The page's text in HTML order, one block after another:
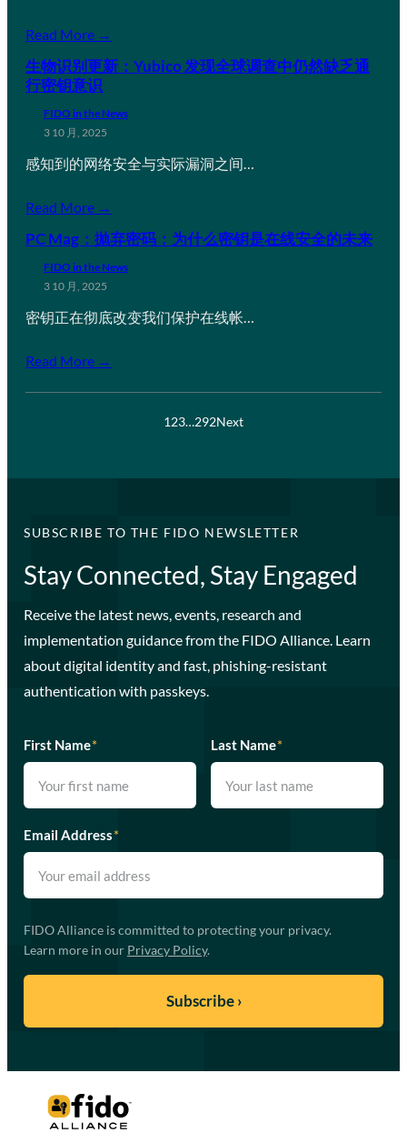
Read More →
生物识别更新：Yubico 发现全球调查中仍然缺乏通
行密钥意识
FIDO in the News
3 10 月, 2025
感知到的网络安全与实际漏洞之间…
Read More →
PC Mag：抛弃密码：为什么密钥是在线安全的未来
FIDO in the News
3 10 月, 2025
密钥正在彻底改变我们保护在线帐…
Read More →
123…292Next
SUBSCRIBE TO THE FIDO NEWSLETTER
Stay Connected, Stay Engaged
Receive the latest news, events, research and
implementation guidance from the FIDO Alliance. Learn
about digital identity and fast, phishing-resistant
authentication with passkeys.
First Name* Last Name*
Email Address*
FIDO Alliance is committed to protecting your privacy.
Learn more in our Privacy Policy.